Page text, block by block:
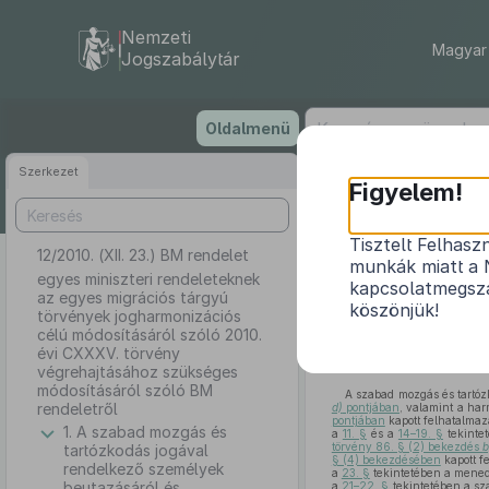
tartalomra
Nemzeti
Jogszabálytár
Oldalmenü
Szerkezet
12/2010. (XII. 23.) BM rendelet
egyes miniszteri rendeleteknek
az egyes migrációs tárgyú
törvények jogharmonizációs
célú módosításáról szóló 2010.
évi CXXXV. törvény
végrehajtásához szükséges
módosításáról szóló BM
rendeletről
1. A szabad mozgás és
tartózkodás jogával
rendelkező személyek
egyes
A szabad mozgás és
d) pontjában , valamint a
pontjában kapott
a 11. § és a 14–19. §
törvény 86. § (2) bekezdés
§ (4) bekezdésében kapott
a 23. § tekintetében a
a 21–22. § tekintetében a
Figyelem!
Tisztelt
munkák miatt a
köszönjük!